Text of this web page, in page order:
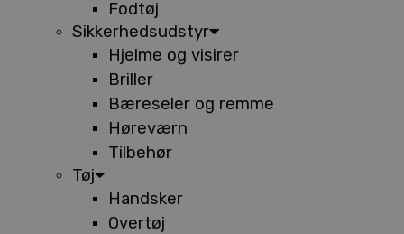
Fodtøj
Sikkerhedsudstyr
Hjelme og visirer
Briller
Bæreseler og remme
Høreværn
Tilbehør
Tøj
Handsker
Overtøj